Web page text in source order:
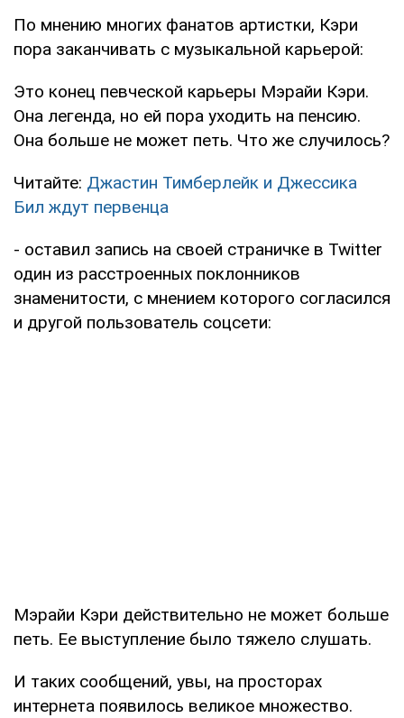
По мнению многих фанатов артистки, Кэри
пора заканчивать с музыкальной карьерой:
Это конец певческой карьеры Мэрайи Кэри.
Она легенда, но ей пора уходить на пенсию.
Она больше не может петь. Что же случилось?
Читайте: Джастин Тимберлейк и Джессика
Бил ждут первенца
- оставил запись на своей страничке в Twitter
один из расстроенных поклонников
знаменитости, с мнением которого согласился
и другой пользователь соцсети:
Мэрайи Кэри действительно не может больше
петь. Ее выступление было тяжело слушать.
И таких сообщений, увы, на просторах
интернета появилось великое множество.